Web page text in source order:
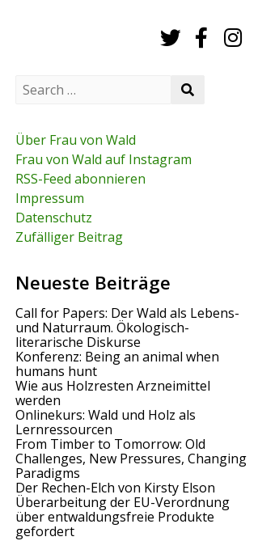
c
h
f
o
r
:
Über Frau von Wald
Frau von Wald auf Instagram
RSS-Feed abonnieren
Impressum
Datenschutz
Zufälliger Beitrag
Neueste Beiträge
Call for Papers: Der Wald als Lebens-
und Naturraum. Ökologisch-
literarische Diskurse
Konferenz: Being an animal when
humans hunt
Wie aus Holzresten Arzneimittel
werden
Onlinekurs: Wald und Holz als
Lernressourcen
From Timber to Tomorrow: Old
Challenges, New Pressures, Changing
Paradigms
Der Rechen-Elch von Kirsty Elson
Überarbeitung der EU-Verordnung
über entwaldungsfreie Produkte
gefordert